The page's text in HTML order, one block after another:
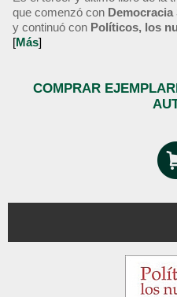
que comenzó con Democracia
y continuó con Políticos, los
[Más]
COMPRAR